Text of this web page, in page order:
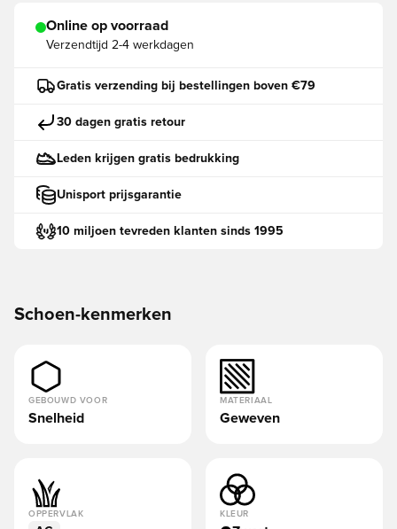
Online op voorraad
Verzendtijd 2-4 werkdagen
Gratis verzending bij bestellingen boven €79
30 dagen gratis retour
Leden krijgen gratis bedrukking
Unisport prijsgarantie
10 miljoen tevreden klanten sinds 1995
Schoen-kenmerken
GEBOUWD VOOR
Snelheid
MATERIAAL
Geweven
OPPERVLAK KLEUR